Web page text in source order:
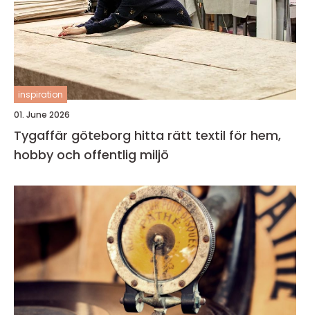
inspiration
01. June 2026
Tygaffär göteborg hitta rätt textil för hem,
hobby och offentlig miljö